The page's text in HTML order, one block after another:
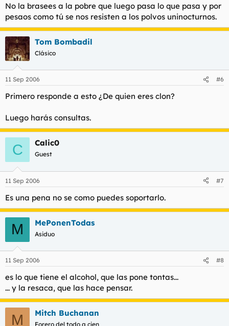
No la brasees a la pobre que luego pasa lo que pasa y por
pesaos como tú se nos resisten a los polvos uninocturnos.
Tom Bombadil
Clásico
11 Sep 2006 #6
Primero responde a esto ¿De quien eres clon?
Luego harás consultas.
C Calic0
Guest
11 Sep 2006 #7
Es una pena no se como puedes soportarlo.
M MePonenTodas
Asiduo
11 Sep 2006 #8
es lo que tiene el alcohol, que las pone tontas...
... y la resaca, que las hace pensar.
M Mitch Buchanan
Forero del todo a cien